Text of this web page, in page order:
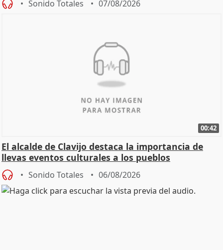
Sonido Totales 07/08/2026
00:42
El alcalde de Clavijo destaca la importancia de
llevas eventos culturales a los pueblos
Sonido Totales 06/08/2026